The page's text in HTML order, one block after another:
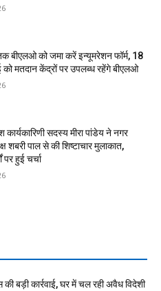
बीएलओ को जमा करें इन्यूमरेशन फॉर्म, 18
मतदान केंद्रों पर उपलब्ध रहेंगे बीएलओ
कार्यकारिणी सदस्य मीरा पांडेय ने नगर
शबरी पाल से की शिष्टाचार मुलाकात,
पर हुई चर्चा
बड़ी कार्रवाई, घर में चल रही अवैध विदेशी